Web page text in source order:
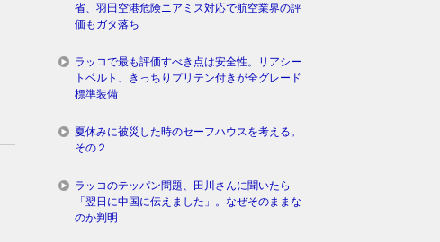
省、羽田空港危険ニアミス対応で航空業界の評
価もガタ落ち
ラッコで最も評価すべき点は安全性。リアシー
トベルト、きっちりプリテン付きが全グレード
標準装備
夏休みに被災した時のセーフハウスを考える。
その２
ラッコのテッパン問題、田川さんに聞いたら
「翌日に中国に伝えました」。なぜそのままな
のか判明